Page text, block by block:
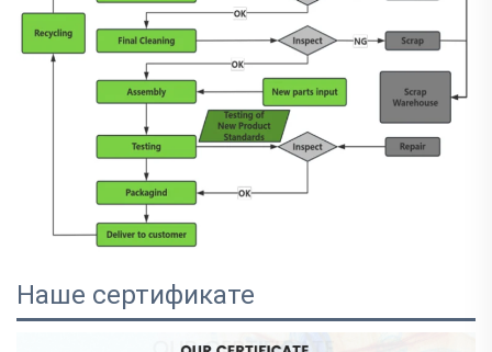
Наше сертификате